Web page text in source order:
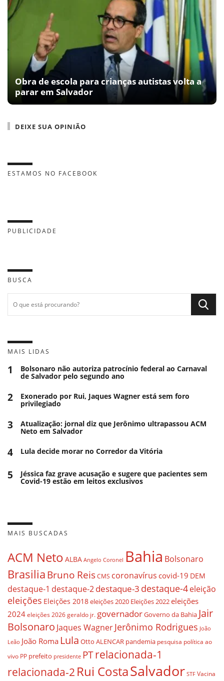
Obra de escola para crianças autistas volta a
parar em Salvador
DEIXE SUA OPINIÃO
ESTAMOS NO FACEBOOK
PUBLICIDADE
BUSCA
MAIS LIDAS
1 Bolsonaro não autoriza patrocínio federal ao Carnaval
de Salvador pelo segundo ano
2 Exonerado por Rui, Jaques Wagner está sem foro
privilegiado
3 Atualização: jornal diz que Jerônimo ultrapassou ACM
Neto em Salvador
4 Lula decide morar no Corredor da Vitória
5 Jéssica faz grave acusação e sugere que pacientes sem
Covid-19 estão em leitos exclusivos
MAIS BUSCADAS
ACM Neto ALBA Angelo Coronel Bahia Bolsonaro
BrasiliaBruno ReisCMS coronavírus covid-19 DEM
destaque-1 destaque-2destaque-3 destaque-4eleição
eleições Eleições 2018eleições 2020 Eleições 2022eleições
2024 eleições 2026 geraldo jr. governadorGoverno da Bahia Jair
Bolsonaro Jaques WagnerJerônimo Rodrigues João
Leão João Roma Lula Otto ALENCAR pandemia pesquisa política ao
vivo PP prefeito presidente PTrelacionada-1
relacionada-2 Rui CostaSalvador STF Vacina